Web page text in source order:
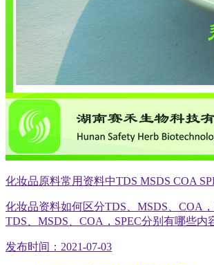
化妆品原料常用资料中TDS MSDS COA
化妆品资料如何区分TDS、MSDS、COA
TDS、MSDS、COA，SPEC分别有哪些内
发布时间：2021-07-03